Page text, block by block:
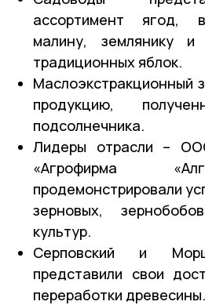
ассортимент ягод,
малину, землянику и
традиционных яблок.
Маслоэкстракционный
продукцию,
подсолнечника.
Лидеры отрасли –
«Агрофирма
продемонстрировали
зерновых,
культур.
Серповский и
представили свои
переработки древесины.